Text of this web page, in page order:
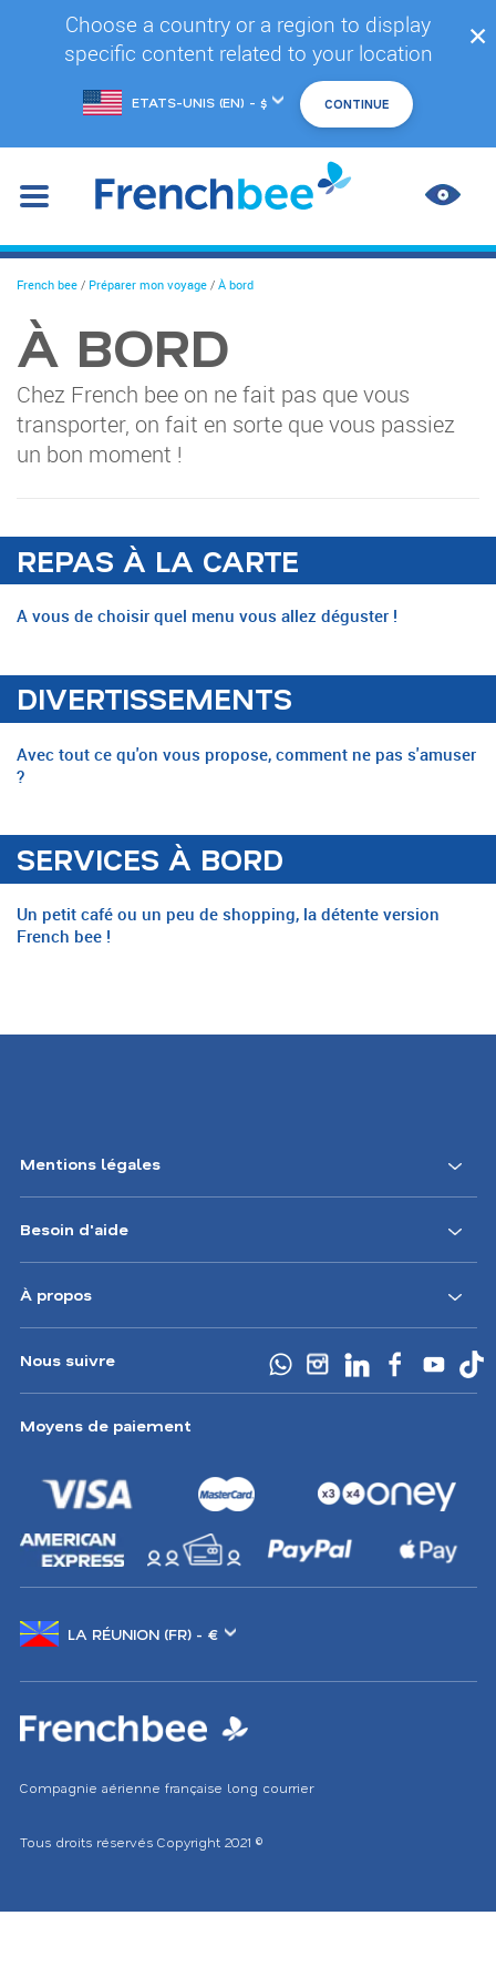
Choose a country or a region to display
specific content related to your location
de
✕
LES
You
here
French bee / Préparer mon voyage / À bord
À BORD
Chez French bee on ne fait pas que vous
transporter, on fait en sorte que vous passiez
un bon moment !
REPAS À LA CARTE
A vous de choisir quel menu vous allez déguster !
DIVERTISSEMENTS
Avec tout ce qu'on vous propose, comment ne pas s'amuser
?
SERVICES À BORD
Un petit café ou un peu de shopping, la détente version
French bee !
Mentions légales
Besoin d'aide
À propos
Nous suivre
Moyens de paiement
de
Compagnie aérienne française long courrier
Tous droits réservés Copyright 2021 ©